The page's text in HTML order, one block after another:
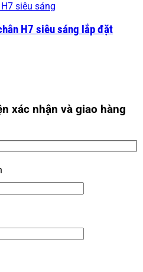
H7 siêu sáng lắp đặt
xác nhận và giao hàng